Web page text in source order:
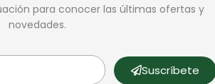
para conocer las últimas ofertas y
novedades.
Suscríbete